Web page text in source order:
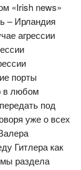
«Irish news»
– Ирландия
агрессии
порты
в любом
под
уже о всех
Гитлера как
раздела